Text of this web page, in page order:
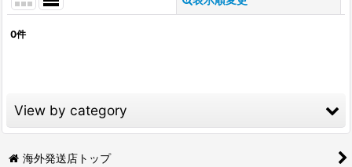
絞り込む
0件
View by category
日本の定番メーカー (全商品)
海外発送店トップ